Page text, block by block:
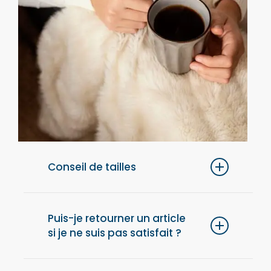
Conseil de tailles
conseillons de choisir une taille au-dessus
de votre taille habituelle.
Puis-je retourner un article
si je ne suis pas satisfait ?